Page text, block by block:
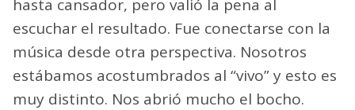
hasta cansador, pero valió la pena al
escuchar el resultado. Fue conectarse con la
música desde otra perspectiva. Nosotros
estábamos acostumbrados al “vivo” y esto es
muy distinto. Nos abrió mucho el bocho.